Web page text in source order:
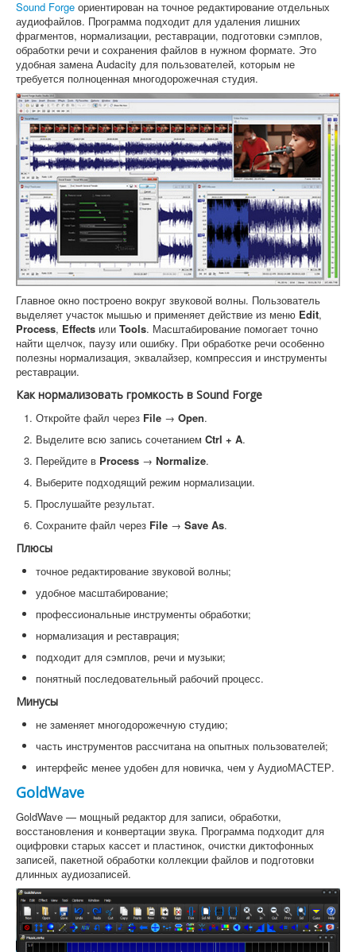
Sound Forge ориентирован на точное редактирование отдельных
аудиофайлов. Программа подходит для удаления лишних
фрагментов, нормализации, реставрации, подготовки сэмплов,
обработки речи и сохранения файлов в нужном формате. Это
удобная замена Audacity для пользователей, которым не
требуется полноценная многодорожечная студия.
Главное окно построено вокруг звуковой волны. Пользователь
выделяет участок мышью и применяет действие из меню Edit,
Process, Effects или Tools. Масштабирование помогает точно
найти щелчок, паузу или ошибку. При обработке речи особенно
полезны нормализация, эквалайзер, компрессия и инструменты
реставрации.
Как нормализовать громкость в Sound Forge
Откройте файл через File → Open.
Выделите всю запись сочетанием Ctrl + A.
Перейдите в Process → Normalize.
Выберите подходящий режим нормализации.
Прослушайте результат.
Сохраните файл через File → Save As.
Плюсы
точное редактирование звуковой волны;
удобное масштабирование;
профессиональные инструменты обработки;
нормализация и реставрация;
подходит для сэмплов, речи и музыки;
понятный последовательный рабочий процесс.
Минусы
не заменяет многодорожечную студию;
часть инструментов рассчитана на опытных пользователей;
интерфейс менее удобен для новичка, чем у АудиоМАСТЕР.
GoldWave
GoldWave — мощный редактор для записи, обработки,
восстановления и конвертации звука. Программа подходит для
оцифровки старых кассет и пластинок, очистки диктофонных
записей, пакетной обработки коллекции файлов и подготовки
длинных аудиозаписей.